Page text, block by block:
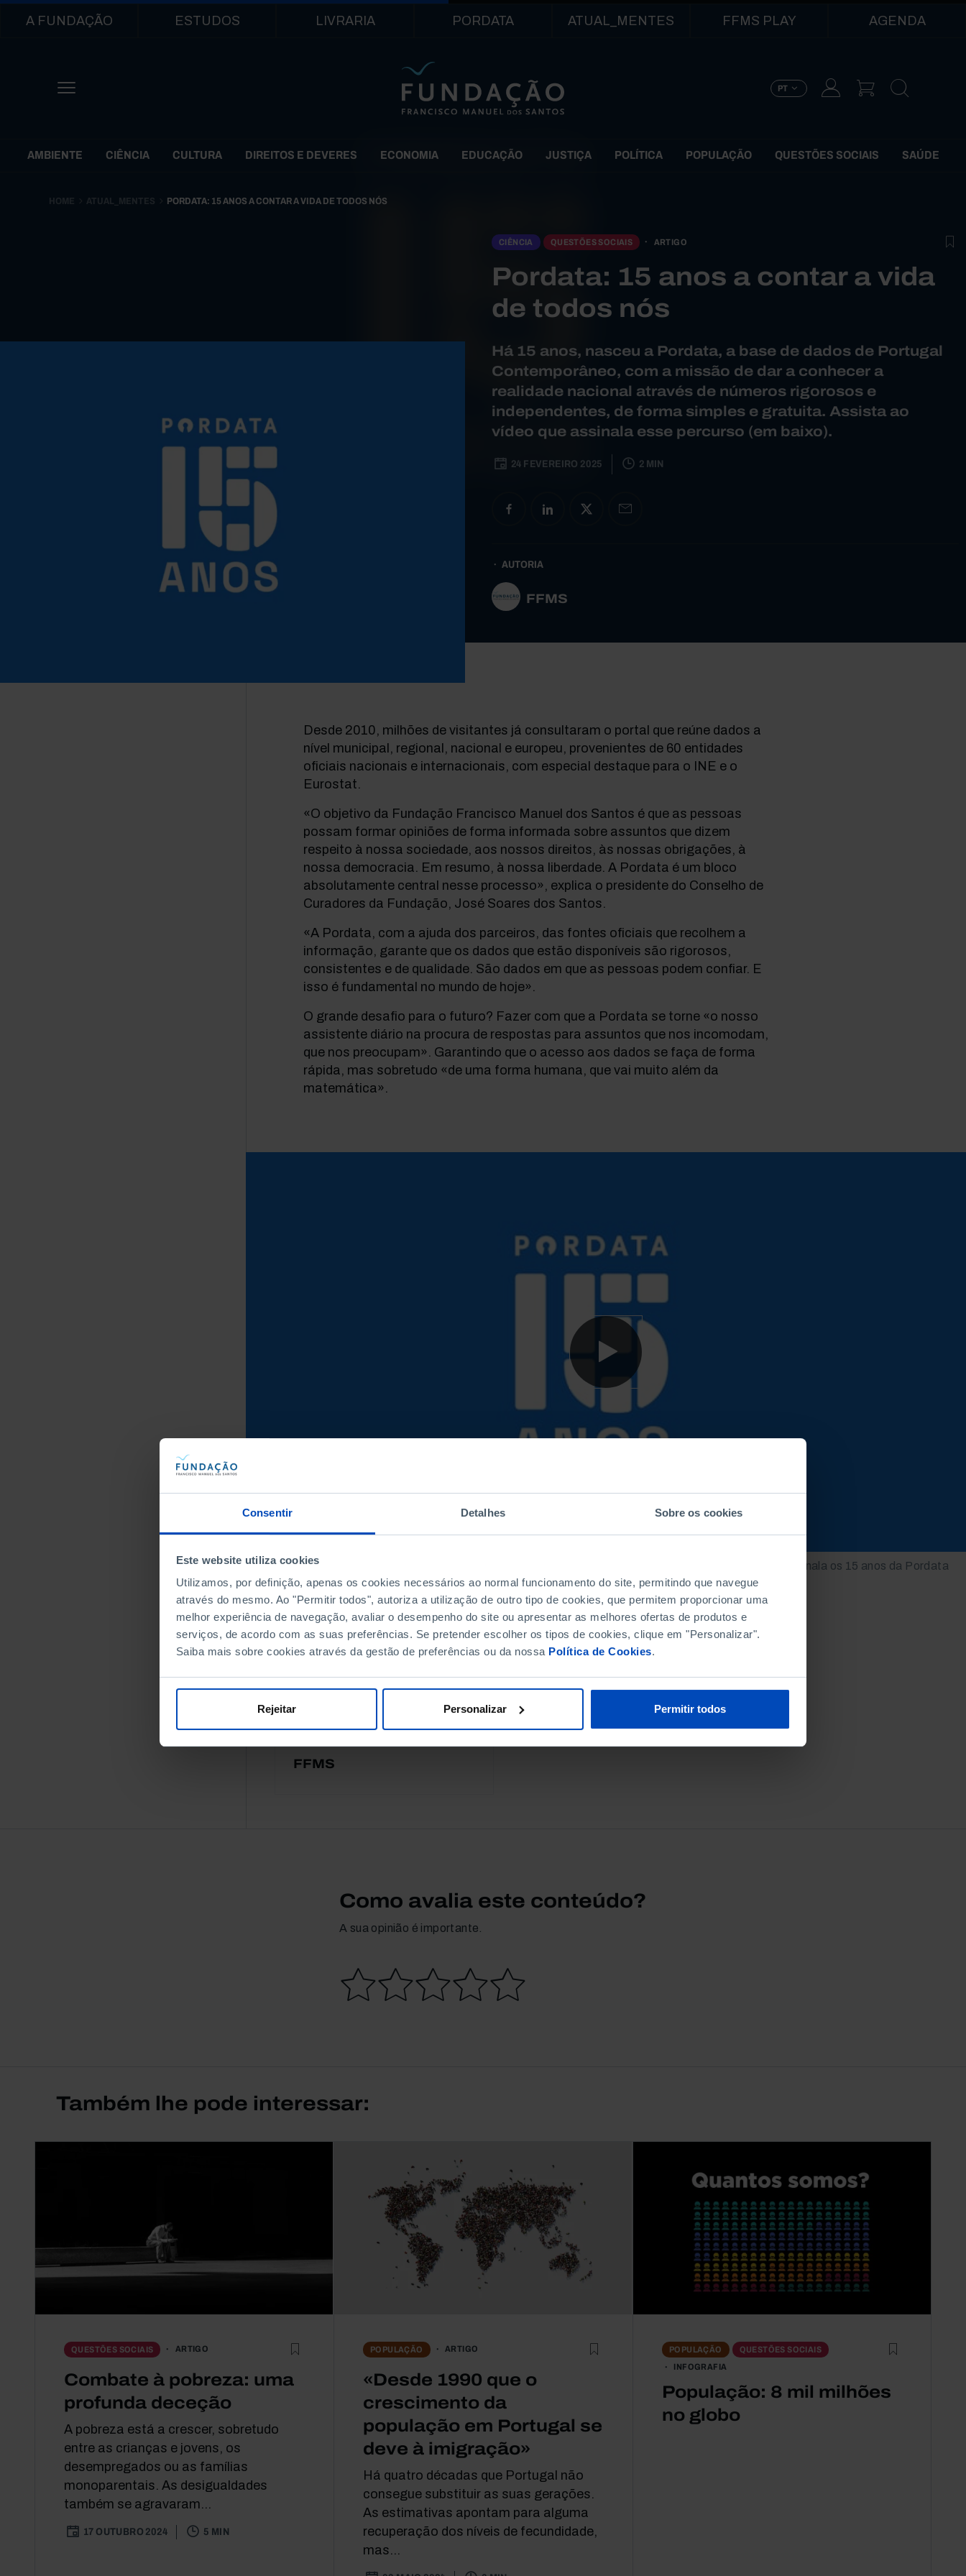
Consentir Detalhes Sobre os cookies
Este website utiliza cookies
Utilizamos, por definição, apenas os cookies necessários ao normal funcionamento do site, permitindo que navegue
através do mesmo. Ao "Permitir todos", autoriza a utilização de outro tipo de cookies, que permitem proporcionar uma
melhor experiência de navegação, avaliar o desempenho do site ou apresentar as melhores ofertas de produtos e
serviços, de acordo com as suas preferências. Se pretender escolher os tipos de cookies, clique em "Personalizar".
Saiba mais sobre cookies através da gestão de preferências ou da nossa Política de Cookies.
Rejeitar Personalizar Permitir todos
Main navigation
A FUNDAÇÃO ESTUDOS LIVRARIA PORDATA ATUAL_MENTES FFMS PLAY AGENDA
PT
Themes Menu
AMBIENTE CIÊNCIA CULTURA DIREITOS E DEVERES ECONOMIA EDUCAÇÃO JUSTIÇA POLÍTICA POPULAÇÃO QUESTÕES SOCIAIS SAÚDE
HOME ATUAL_MENTES PORDATA: 15 ANOS A CONTAR A VIDA DE TODOS NÓS
CIÊNCIA QUESTÕES SOCIAIS ARTIGO
Pordata: 15 anos a contar a vida
de todos nós
Há 15 anos, nasceu a Pordata, a base de dados de Portugal
Contemporâneo, com a missão de dar a conhecer a
realidade nacional através de números rigorosos e
independentes, de forma simples e gratuita. Assista ao
vídeo que assinala esse percurso (em baixo).
24 FEVEREIRO 2025 2 MIN
AUTORIA
FFMS
Desde 2010, milhões de visitantes já consultaram o portal que reúne dados a
nível municipal, regional, nacional e europeu, provenientes de 60 entidades
oficiais nacionais e internacionais, com especial destaque para o INE e o
Eurostat.
«O objetivo da Fundação Francisco Manuel dos Santos é que as pessoas
possam formar opiniões de forma informada sobre assuntos que dizem
respeito à nossa sociedade, aos nossos direitos, às nossas obrigações, à
nossa democracia. Em resumo, à nossa liberdade. A Pordata é um bloco
absolutamente central nesse processo», explica o presidente do Conselho de
Curadores da Fundação, José Soares dos Santos.
«A Pordata, com a ajuda dos parceiros, das fontes oficiais que recolhem a
informação, garante que os dados que estão disponíveis são rigorosos,
consistentes e de qualidade. São dados em que as pessoas podem confiar. E
isso é fundamental no mundo de hoje».
O grande desafio para o futuro? Fazer com que a Pordata se torne «o nosso
assistente diário na procura de respostas para assuntos que nos incomodam,
que nos preocupam». Garantindo que o acesso aos dados se faça de forma
rápida, mas sobretudo «de uma forma humana, que vai muito além da
matemática».
Vídeo que assinala os 15 anos da Pordata
Autoria
FFMS
Como avalia este conteúdo?
A sua opinião é importante.
Também lhe pode interessar:
QUESTÕES SOCIAIS ARTIGO
Combate à pobreza: uma
profunda deceção
A pobreza está a crescer, sobretudo
entre as crianças e jovens, os
desempregados ou as famílias
monoparentais. As desigualdades
também se agravaram...
17 OUTUBRO 2024 5 MIN
POPULAÇÃO ARTIGO
«Desde 1990 que o
crescimento da
população em Portugal se
deve à imigração»
Há quatro décadas que Portugal não
consegue substituir as suas gerações.
As estimativas apontam para alguma
recuperação dos níveis de fecundidade,
mas...
POPULAÇÃO
QUESTÕES SOCIAIS
INFOGRAFIA
População: 8 mil milhões
no globo